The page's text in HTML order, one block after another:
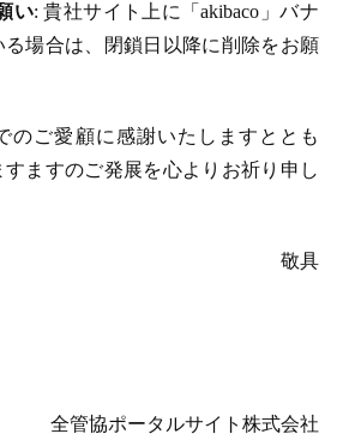
い: 貴社サイト上に「akibaco」バナ
場合は、閉鎖日以降に削除をお願
のご愛顧に感謝いたしますととも
ますのご発展を心よりお祈り申し
敬具
全管協ポータルサイト株式会社